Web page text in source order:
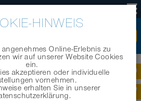
HINWEIS
Online-Erlebnis zu
wir auf unserer Website Cookies
ein.
akzeptieren oder individuelle
vornehmen.
erhalten Sie in unserer